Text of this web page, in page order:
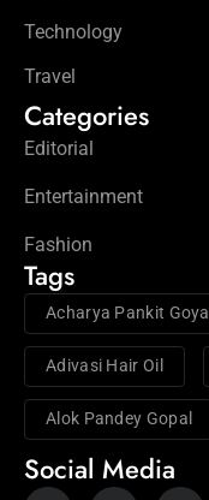
Technology
Travel
Categories
Editorial
Entertainment
Fashion
Tags
Acharya Pankit Goyal
Adivasi Hair Oil
Alok Pandey Gopal
Social Media